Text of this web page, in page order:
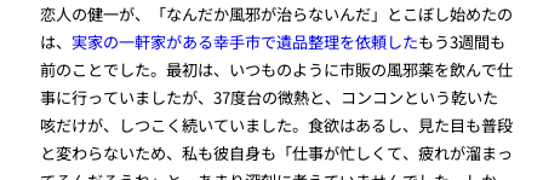
恋人の健一が、「なんだか風邪が治らないんだ」とこぼし始めたの
は、実家の一軒家がある幸手市で遺品整理を依頼したもう3週間も
前のことでした。最初は、いつものように市販の風邪薬を飲んで仕
事に行っていましたが、37度台の微熱と、コンコンという乾いた
咳だけが、しつこく続いていました。食欲はあるし、見た目も普段
と変わらないため、私も彼自身も「仕事が忙しくて、疲れが溜まっ